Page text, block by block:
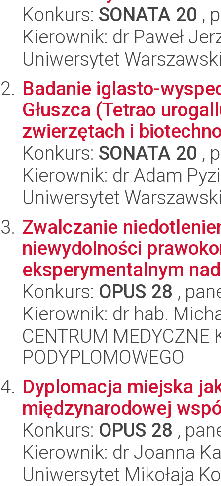
Konkurs: SONATA 20 ,
Kierownik: dr Paweł
Uniwersytet
Badanie iglasto-
Głuszca (Tetrao
zwierzętach i
Konkurs: SONATA 20 ,
Kierownik: dr Adam
Uniwersytet
Zwalczanie
niewydolności
eksperymentalnym
Konkurs: OPUS 28 ,
Kierownik: dr hab.
CENTRUM MEDYCZNE
PODYPLOMOWEGO
Dyplomacja miejska
międzynarodowej
Konkurs: OPUS 28 ,
Kierownik: dr Joanna
Uniwersytet Mikołaja